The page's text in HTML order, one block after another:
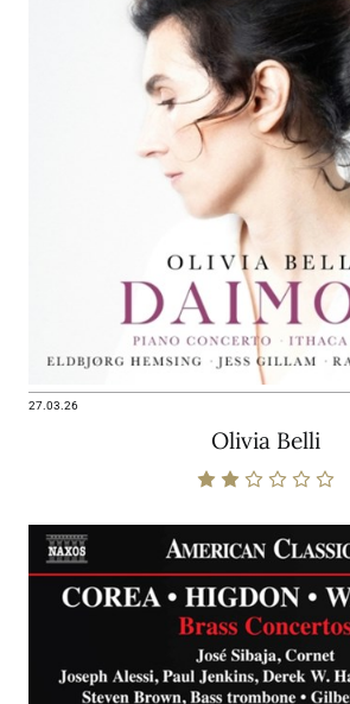
27.03.26
Olivia Belli